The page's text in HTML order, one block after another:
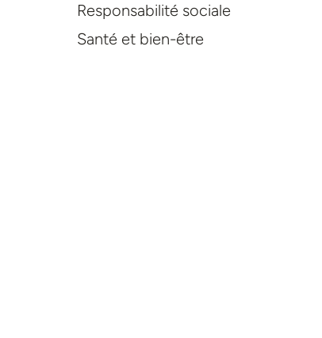
Responsabilité sociale
Santé et bien-être